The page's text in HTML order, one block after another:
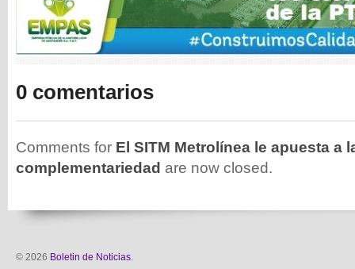
0 comentarios
Comments for El SITM Metrolínea le apuesta a
complementariedad are now closed.
© 2026 Boletin de Noticias.